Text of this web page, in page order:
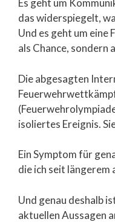
Es geht um
das widerspiegelt,
Und es geht um
als Chance, sondern
Die abgesagten
isoliertes Ereignis.
Ein Symptom für
die ich seit längerem
Und genau deshalb
aktuellen Aussagen